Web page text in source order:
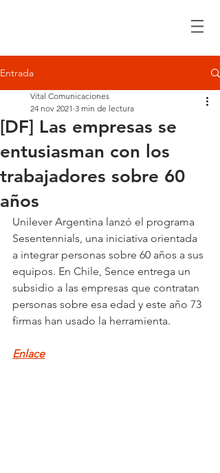
Entrada
[DF] Las empresas se
entusiasman con los
trabajadores sobre 60
años
Vital Comunicaciones
24 nov 2021 3 min de lectura
Unilever Argentina lanzó el programa
Sesentennials, una iniciativa orientada
a integrar personas sobre 60 años a sus
equipos. En Chile, Sence entrega un
subsidio a las empresas que contratan
personas sobre esa edad y este año 73
firmas han usado la herramienta.
Enlace